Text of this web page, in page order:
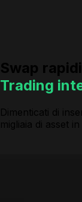
Swap rapidi
Trading
Dimenticati di
migliaia di asset